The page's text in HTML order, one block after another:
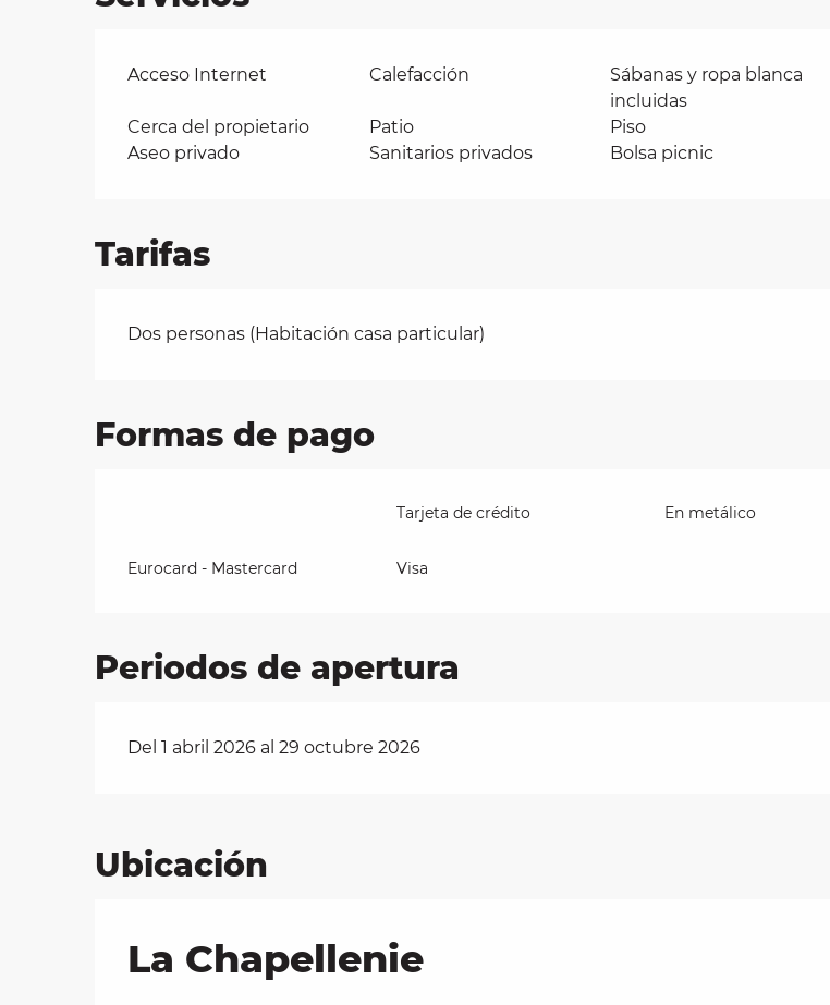
Acceso Internet Calefacción
Sábanas y ropa blanca
incluidas
Cerca del propietario
Patio
Piso
Aseo privado
Sanitarios privados Bolsa picnic
Tarifas
Tarifas 2026
Dos personas (Habitación casa particular)
Formas de pago
Tarjeta de crédito En metálico
Eurocard - Mastercard Visa
Periodos de apertura
Del 1 abril 2026 al 29 octubre 2026
Ubicación
La Chapellenie